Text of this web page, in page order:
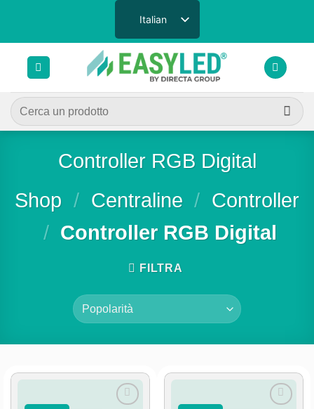
contenuti
Italian
Cerca:
Controller RGB Digital
Shop / Centraline / Controller
/ Controller RGB Digital
FILTRA